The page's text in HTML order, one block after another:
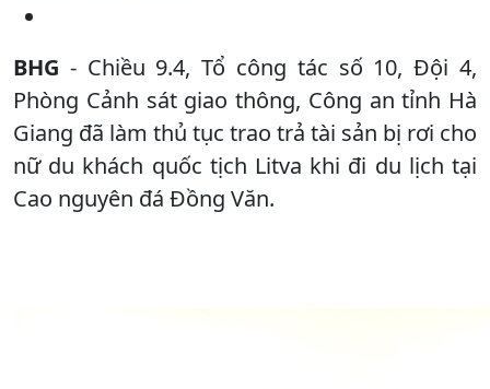
BHG - Chiều 9.4, Tổ công tác số 10, Đội 4,
Phòng Cảnh sát giao thông, Công an tỉnh Hà
Giang đã làm thủ tục trao trả tài sản bị rơi cho
nữ du khách quốc tịch Litva khi đi du lịch tại
Cao nguyên đá Đồng Văn.